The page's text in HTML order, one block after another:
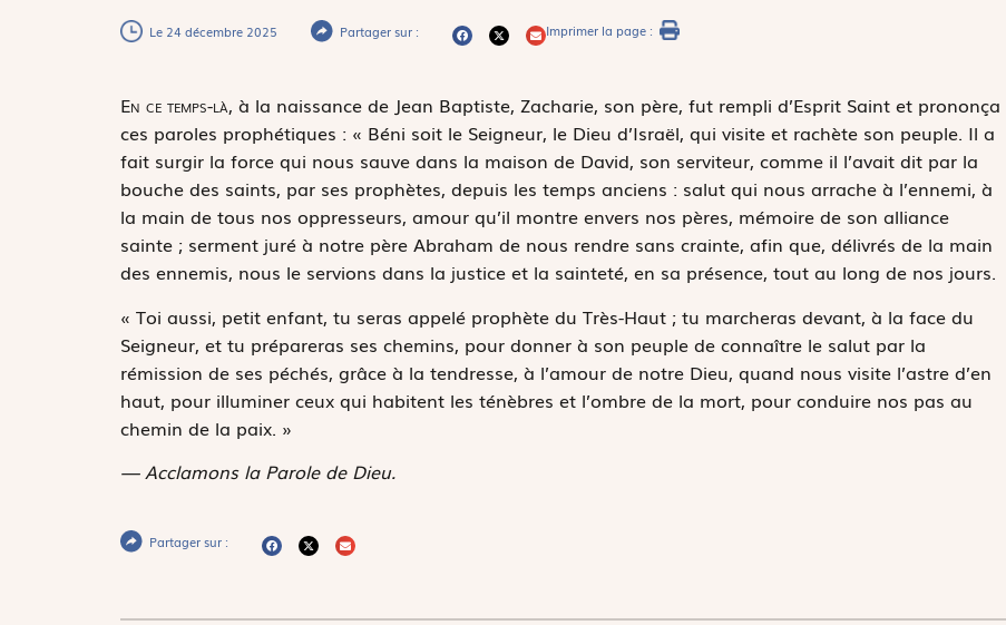
Le 24 décembre 2025 Partager sur : Imprimer la page :
En ce temps-là, à la naissance de Jean Baptiste, Zacharie, son père, fut rempli d’Esprit Saint et prononça
ces paroles prophétiques : « Béni soit le Seigneur, le Dieu d’Israël, qui visite et rachète son peuple. Il a
fait surgir la force qui nous sauve dans la maison de David, son serviteur, comme il l’avait dit par la
bouche des saints, par ses prophètes, depuis les temps anciens : salut qui nous arrache à l’ennemi, à
la main de tous nos oppresseurs, amour qu’il montre envers nos pères, mémoire de son alliance
sainte ; serment juré à notre père Abraham de nous rendre sans crainte, afin que, délivrés de la main
des ennemis, nous le servions dans la justice et la sainteté, en sa présence, tout au long de nos jours.
« Toi aussi, petit enfant, tu seras appelé prophète du Très-Haut ; tu marcheras devant, à la face du
Seigneur, et tu prépareras ses chemins, pour donner à son peuple de connaître le salut par la
rémission de ses péchés, grâce à la tendresse, à l’amour de notre Dieu, quand nous visite l’astre d’en
haut, pour illuminer ceux qui habitent les ténèbres et l’ombre de la mort, pour conduire nos pas au
chemin de la paix. »
— Acclamons la Parole de Dieu.
Partager sur :